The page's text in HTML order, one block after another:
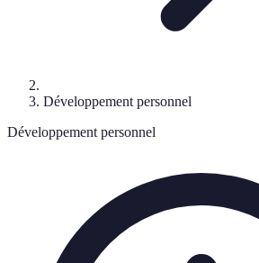
Développement personnel
Développement personnel